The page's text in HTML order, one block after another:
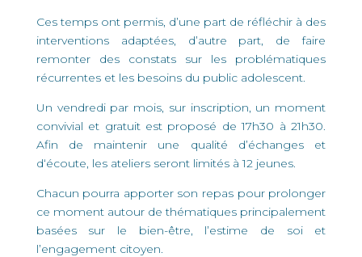
Ces temps ont permis, d’une part de réfléchir à des
interventions adaptées, d’autre part, de faire
remonter des constats sur les problématiques
récurrentes et les besoins du public adolescent.
Un vendredi par mois, sur inscription, un moment
convivial et gratuit est proposé de 17h30 à 21h30.
Afin de maintenir une qualité d’échanges et
d‘écoute, les ateliers seront limités à 12 jeunes.
Chacun pourra apporter son repas pour prolonger
ce moment autour de thématiques principalement
basées sur le bien-être, l’estime de soi et
l’engagement citoyen.